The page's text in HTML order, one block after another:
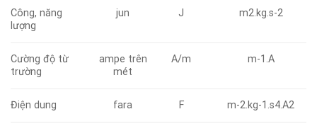
Công, năng
lượng
jun J m2.kg.s-2
Cường độ từ
trường
ampe trên
mét
A/m m-1.A
Điện dung fara F m-2.kg-1.s4.A2